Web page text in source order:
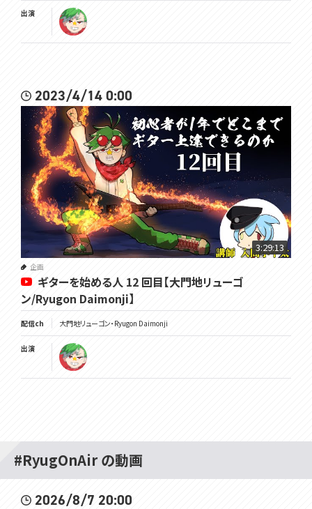
出演
2023/4/14 0:00
3:29:13
企画
ギターを始める人 12 回目【大門地リューゴ
ン/Ryugon Daimonji】
配信ch 大門地リューゴン・Ryugon Daimonji
出演
#RyugOnAir の動画
2026/8/7 20:00